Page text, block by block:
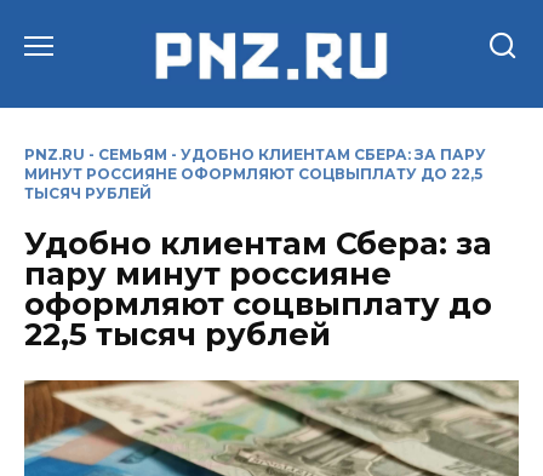
PNZ.RU - СЕМЬЯМ - УДОБНО КЛИЕНТАМ СБЕРА: ЗА ПАРУ
МИНУТ РОССИЯНЕ ОФОРМЛЯЮТ СОЦВЫПЛАТУ ДО 22,5
ТЫСЯЧ РУБЛЕЙ
Удобно клиентам Сбера: за
пару минут россияне
оформляют соцвыплату до
22,5 тысяч рублей